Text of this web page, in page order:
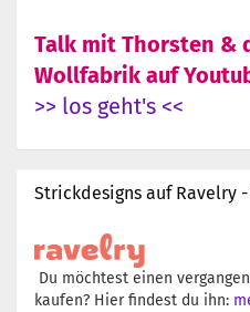
Talk mit Thorsten &
Wollfabrik auf
>> los geht's <<
Strickdesigns auf Ravelry
Du möchtest einen
kaufen? Hier findest du ihn: